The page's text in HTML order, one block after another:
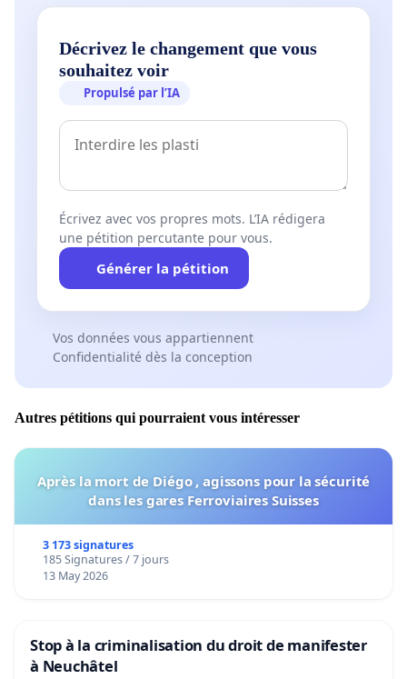
Décrivez le changement que vous
souhaitez voir
Propulsé par l’IA
Écrivez avec vos propres mots. L’IA rédigera
une pétition percutante pour vous.
Générer la pétition
Vos données vous appartiennent
Confidentialité dès la conception
Autres pétitions qui pourraient vous intéresser
Après la mort de Diégo , agissons pour la sécurité
dans les gares Ferroviaires Suisses
3 173 signatures
185 Signatures / 7 jours
13 May 2026
Stop à la criminalisation du droit de manifester
à Neuchâtel